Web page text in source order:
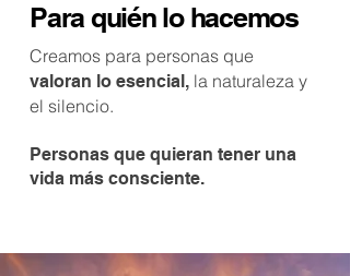
Para quién lo hacemos
Creamos para personas que
valoran lo esencial, la naturaleza y
el silencio.
Personas que quieran tener una
vida más consciente.